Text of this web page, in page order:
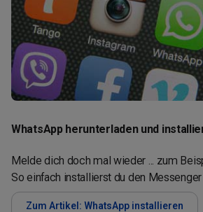
WhatsApp herunterladen und
Melde dich doch mal wieder ... zum
So einfach installierst du den
Zum Artikel: WhatsApp installieren